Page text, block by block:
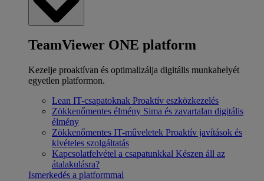
TeamViewer ONE platform
Kezelje proaktívan és optimalizálja digitális munkahelyét
egyetlen platformon.
Lean IT-csapatoknak Proaktív eszközkezelés
Zökkenőmentes élmény Sima és zavartalan digitális
élmény
Zökkenőmentes IT-műveletek Proaktív javítások és
kivételes szolgáltatás
Kapcsolatfelvétel a csapatunkkal Készen áll az
átalakulásra?
Ismerkedés a platformmal